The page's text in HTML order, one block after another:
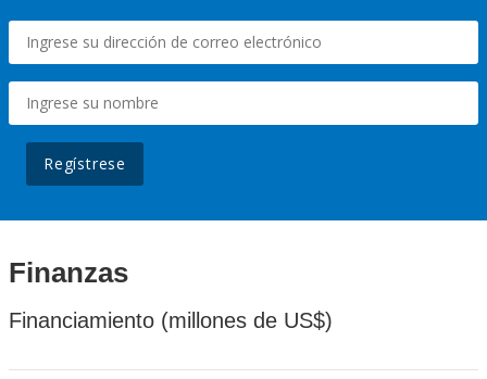
Regístrese
Finanzas
Financiamiento (millones de US$)